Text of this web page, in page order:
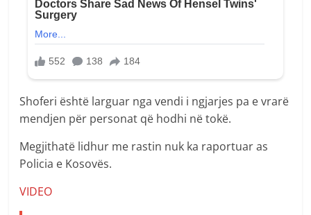
Shoferi është larguar nga vendi i ngjarjes pa e vrarë
mendjen për personat që hodhi në tokë.
Megjithatë lidhur me rastin nuk ka raportuar as
Policia e Kosovës.
VIDEO